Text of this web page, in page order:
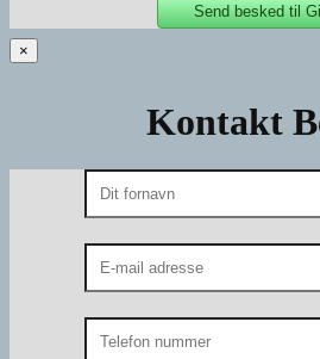
×
Kontakt